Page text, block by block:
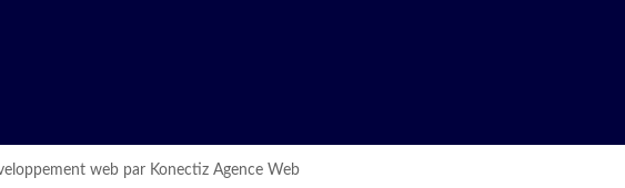
web par Konectiz Agence Web